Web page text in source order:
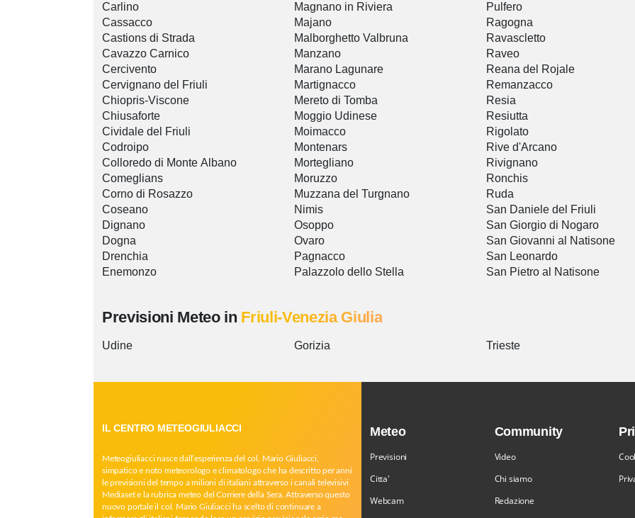
Carlino
Cassacco
Castions di Strada
Cavazzo Carnico
Cercivento
Cervignano del Friuli
Chiopris-Viscone
Chiusaforte
Cividale del Friuli
Codroipo
Colloredo di Monte Albano
Comeglians
Corno di Rosazzo
Coseano
Dignano
Dogna
Drenchia
Enemonzo
Magnano in Riviera
Majano
Malborghetto Valbruna
Manzano
Marano Lagunare
Martignacco
Mereto di Tomba
Moggio Udinese
Moimacco
Montenars
Mortegliano
Moruzzo
Muzzana del Turgnano
Nimis
Osoppo
Ovaro
Pagnacco
Palazzolo dello Stella
Pulfero
Ragogna
Ravascletto
Raveo
Reana del Rojale
Remanzacco
Resia
Resiutta
Rigolato
Rive d'Arcano
Rivignano
Ronchis
Ruda
San Daniele del Friuli
San Giorgio di Nogaro
San Giovanni al Natisone
San Leonardo
San Pietro al Natisone
Previsioni Meteo in Friuli-Venezia Giulia
Udine Gorizia Trieste
IL CENTRO METEOGIULIACCI
Meteogiuliacci nasce dall’esperienza del col. Mario Giuliacci,
simpatico e noto meteorologo e climatologo che ha descritto per anni
le previsioni del tempo a milioni di italiani attraverso i canali televisivi
Mediaset e la rubrica meteo del Corriere della Sera. Attraverso questo
nuovo portale il col. Mario Giuliacci ha scelto di continuare a
Meteo
Previsioni
Citta'
Webcam
Community
Video
Chi siamo
Redazione